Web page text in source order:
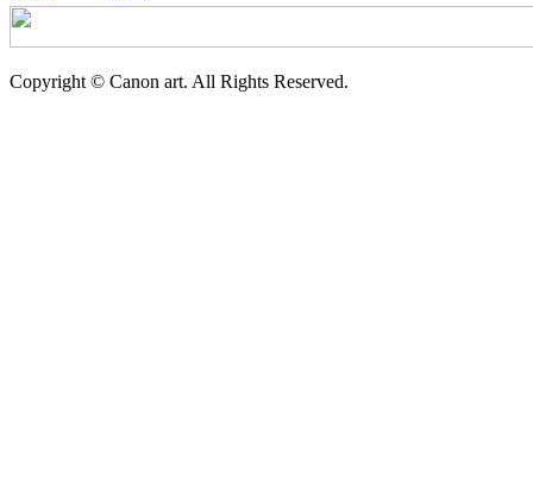
Copyright © Canon art. All Rights Reserved.